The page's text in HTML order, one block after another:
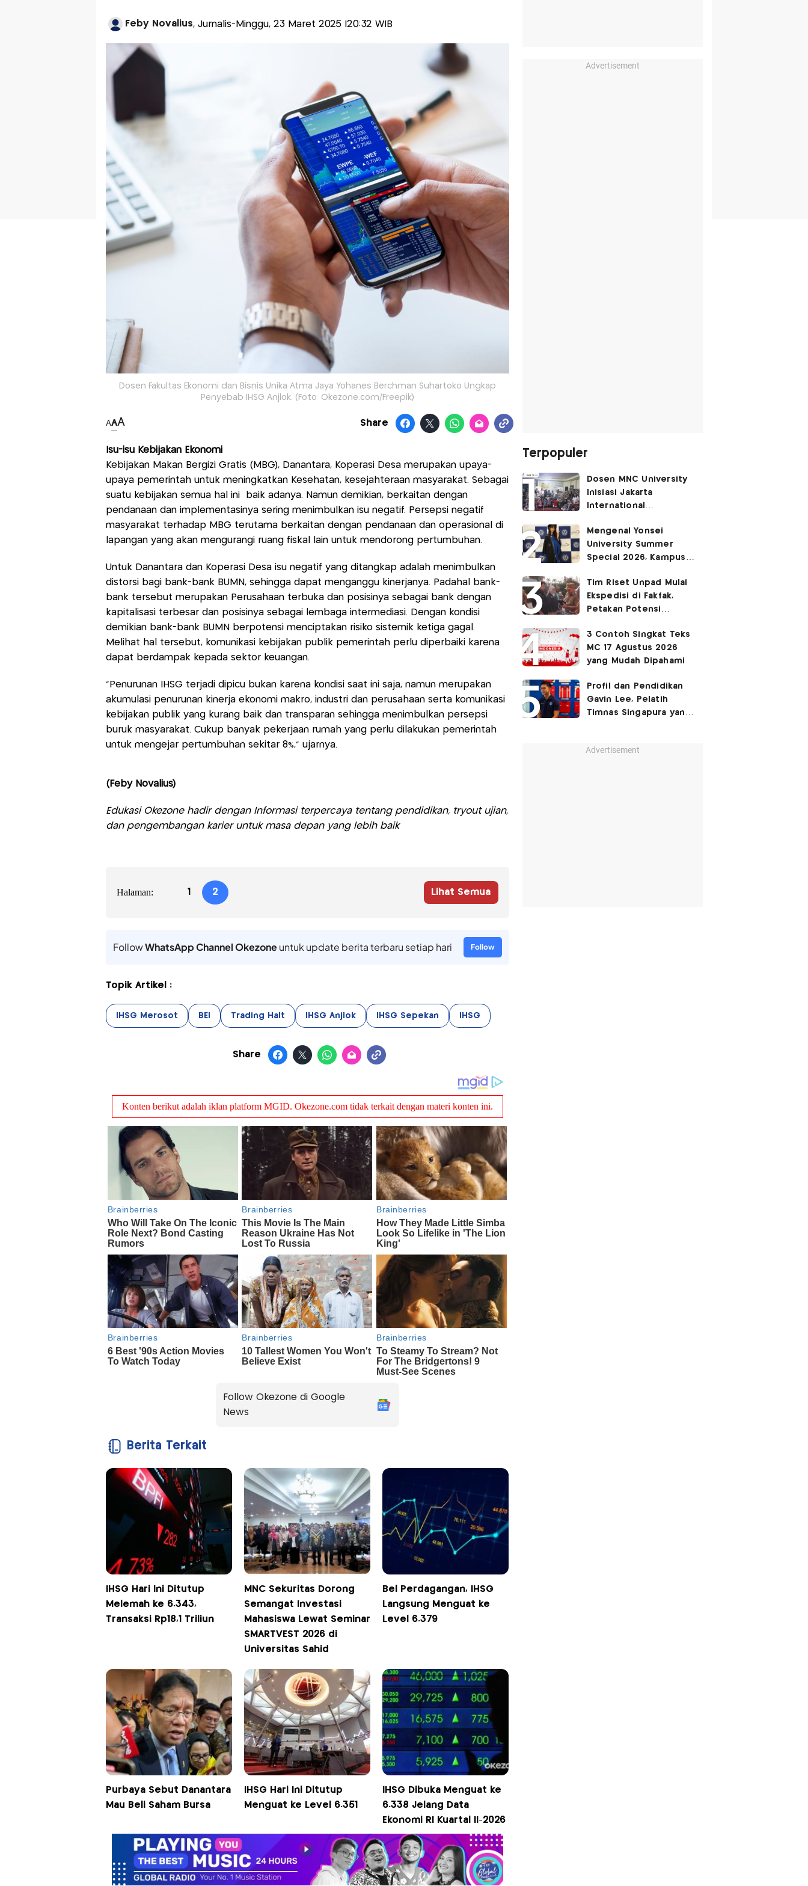
Feby Novalius, Jurnalis-Minggu, 23 Maret 2025 |20:32 WIB
Dosen Fakultas Ekonomi dan Bisnis Unika Atma Jaya Yohanes Berchman Suhartoko Ungkap
Penyebab IHSG Anjlok. (Foto: Okezone.com/Freepik)
AAA Share
Isu-isu Kebijakan Ekonomi
Kebijakan Makan Bergizi Gratis (MBG), Danantara, Koperasi Desa merupakan upaya-
upaya pemerintah untuk meningkatkan Kesehatan, kesejahteraan masyarakat. Sebagai
suatu kebijakan semua hal ini baik adanya. Namun demikian, berkaitan dengan
pendanaan dan implementasinya sering menimbulkan isu negatif. Persepsi negatif
masyarakat terhadap MBG terutama berkaitan dengan pendanaan dan operasional di
lapangan yang akan mengurangi ruang fiskal lain untuk mendorong pertumbuhan.
Untuk Danantara dan Koperasi Desa isu negatif yang ditangkap adalah menimbulkan
distorsi bagi bank-bank BUMN, sehingga dapat menganggu kinerjanya. Padahal bank-
bank tersebut merupakan Perusahaan terbuka dan posisinya sebagai bank dengan
kapitalisasi terbesar dan posisinya sebagai lembaga intermediasi. Dengan kondisi
demikian bank-bank BUMN berpotensi menciptakan risiko sistemik ketiga gagal.
Melihat hal tersebut, komunikasi kebijakan publik pemerintah perlu diperbaiki karena
dapat berdampak kepada sektor keuangan.
“Penurunan IHSG terjadi dipicu bukan karena kondisi saat ini saja, namun merupakan
akumulasi penurunan kinerja ekonomi makro, industri dan perusahaan serta komunikasi
kebijakan publik yang kurang baik dan transparan sehingga menimbulkan persepsi
buruk masyarakat. Cukup banyak pekerjaan rumah yang perlu dilakukan pemerintah
untuk mengejar pertumbuhan sekitar 8%,” ujarnya.
(Feby Novalius)
Edukasi Okezone hadir dengan Informasi terpercaya tentang pendidikan, tryout ujian,
dan pengembangan karier untuk masa depan yang lebih baik
Halaman: 1 2 Lihat Semua
FollowWhatsApp Channel Okezoneuntuk update berita terbaru setiap hari Follow
Topik Artikel :
IHSG Merosot BEI Trading Halt IHSG Anjlok IHSG Sepekan IHSG
Share
Follow Okezone di Google
News
Berita Terkait
IHSG Hari Ini Ditutup
Melemah ke 6.343,
Transaksi Rp18,1 Triliun
MNC Sekuritas Dorong
Semangat Investasi
Mahasiswa Lewat Seminar
SMARTVEST 2026 di
Universitas Sahid
Bel Perdagangan, IHSG
Langsung Menguat ke
Level 6.379
Purbaya Sebut Danantara
Mau Beli Saham Bursa
IHSG Hari Ini Ditutup
Menguat ke Level 6.351
IHSG Dibuka Menguat ke
6.338 Jelang Data
Ekonomi RI Kuartal II-2026
Advertisement
Terpopuler
Dosen MNC University
Inisiasi Jakarta
International
Festival 2026, Hidupkan
Ruang Kota Melalui Seni
Pertunjukan
Mengenal Yonsei
University Summer
Special 2026, Kampus
yang Disebut Netizen
Tak Setara S3 UI
Tim Riset Unpad Mulai
Ekspedisi di Fakfak,
Petakan Potensi
Bomberay–Tomage
3 Contoh Singkat Teks
MC 17 Agustus 2026
yang Mudah Dipahami
Profil dan Pendidikan
Gavin Lee, Pelatih
Timnas Singapura yang
Advertisement